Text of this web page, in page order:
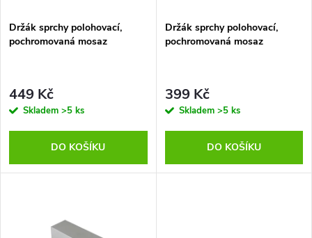
p
o
d
u
s
p
r
o
d
Držák sprchy polohovací,
pochromovaná mosaz
449 Kč
Skladem >5 ks
DO KOŠÍKU
Držák sprchy polohovací,
pochromovaná mosaz
399 Kč
Skladem >5 ks
DO KOŠÍKU